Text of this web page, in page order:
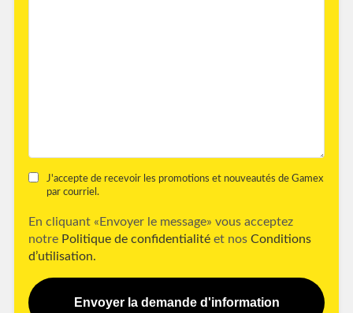
J'accepte de recevoir les promotions et nouveautés de Gamex
par courriel.
En cliquant «Envoyer le message» vous acceptez
notre Politique de confidentialité et nos Conditions
d’utilisation.
Envoyer la demande d'information